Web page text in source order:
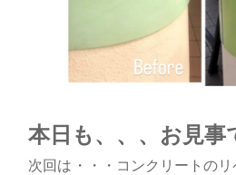
本日も、、、お見事
次回は・・・コンクリートの